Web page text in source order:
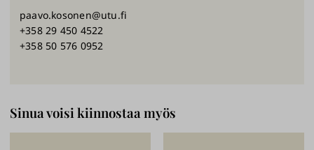
paavo.kosonen@utu.fi
+358 29 450 4522
+358 50 576 0952
Sinua voisi kiinnostaa myös